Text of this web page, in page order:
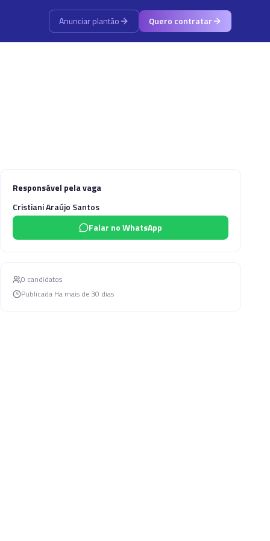
Anunciar plantão Quero contratar
Responsável pela vaga
Cristiani Araújo Santos
Falar no WhatsApp
0 candidatos
Publicada Ha mais de 30 dias